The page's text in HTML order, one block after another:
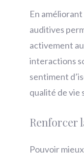
En améliorant
auditives
activement
interactions
sentiment
qualité de vie
Renforcer
Pouvoir